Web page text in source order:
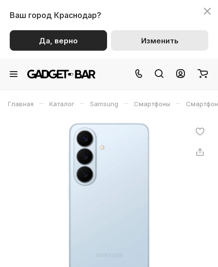
Ваш город Краснодар?
Да, верно Изменить
Главная – Каталог – Samsung – Смартфоны –